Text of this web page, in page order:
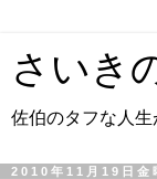
さいき
佐伯のタフな人
2010年11月19日金